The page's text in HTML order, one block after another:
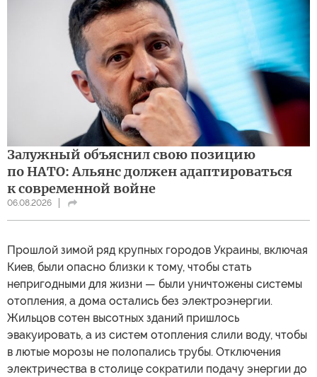
Залужный объяснил свою позицию
по НАТО: Альянс должен адаптироваться
к современной войне
06.08.2026
Прошлой зимой ряд крупных городов Украины, включая
Киев, были опасно близки к тому, чтобы стать
непригодными для жизни — были уничтожены системы
отопления, а дома остались без электроэнергии.
Жильцов сотен высотных зданий пришлось
эвакуировать, а из систем отопления слили воду, чтобы
в лютые морозы не полопались трубы. Отключения
электричества в столице сократили подачу энергии до